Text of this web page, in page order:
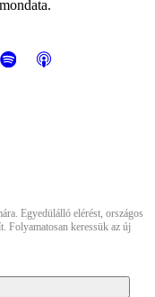
Egyedülálló elérést, országos
Folyamatosan keressük az új